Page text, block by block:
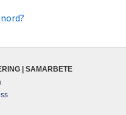
| SAMARBETE